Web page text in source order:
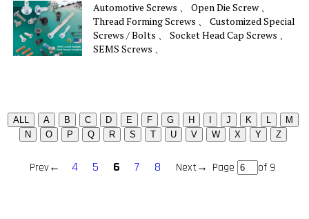
Automotive Screws 、 Open Die Screw 、
Thread Forming Screws 、 Customized Special
Screws / Bolts 、 Socket Head Cap Screws 、
SEMS Screws 、
Prev← 4 5 6 7 8 Next→ Page of 9